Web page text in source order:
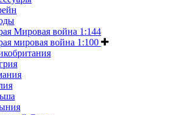
Мировая война 1:144
мировая война 1:100